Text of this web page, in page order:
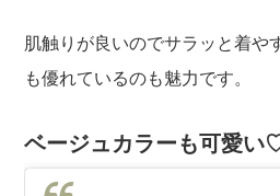
肌触りが良いのでサラッと着や
も優れているのも魅力です。
ベージュカラーも可愛い